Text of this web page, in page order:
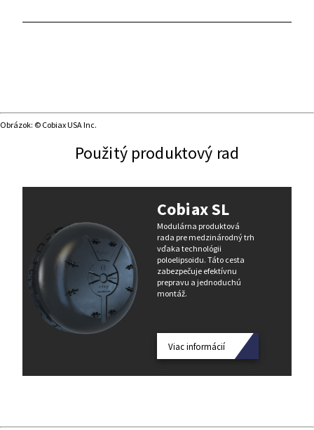
Obrázok: © Cobiax USA Inc.
Použitý produktový rad
Cobiax SL
Modulárna produktová
rada pre medzinárodný trh
vďaka technológii
poloelipsoidu. Táto cesta
zabezpečuje efektívnu
prepravu a jednoduchú
montáž.
Viac informácií